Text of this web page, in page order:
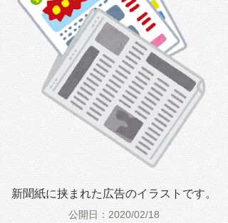
新聞紙に挟まれた広告のイラストです。
公開日：2020/02/18